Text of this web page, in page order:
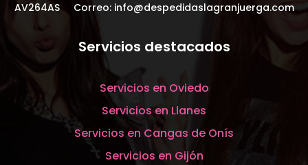
AV264AS Correo: info@despedidaslagranjuerga.com
Servicios destacados
Servicios en Oviedo
Servicios en Llanes
Servicios en Cangas de Onís
Servicios en Gijón